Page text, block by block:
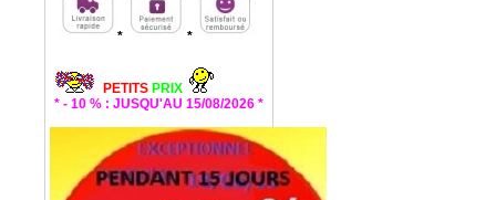
* *
PETITS PRIX
* - 10 % : JUSQU'AU 15/08/2026 *